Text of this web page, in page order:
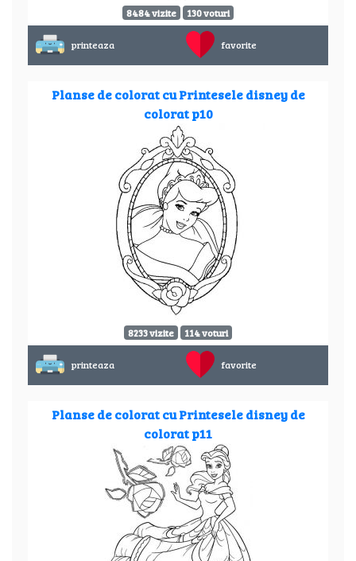
8484 vizite 130 voturi
printeaza favorite
Planse de colorat cu Printesele disney de
colorat p10
8233 vizite 114 voturi
printeaza favorite
Planse de colorat cu Printesele disney de
colorat p11